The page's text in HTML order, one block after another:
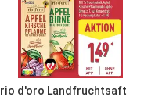
rio d'oro Landfruchtsaft